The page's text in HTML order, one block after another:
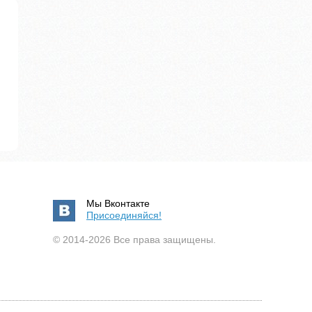
Мы Вконтакте
Присоединяйся!
© 2014-2026 Все права защищены.